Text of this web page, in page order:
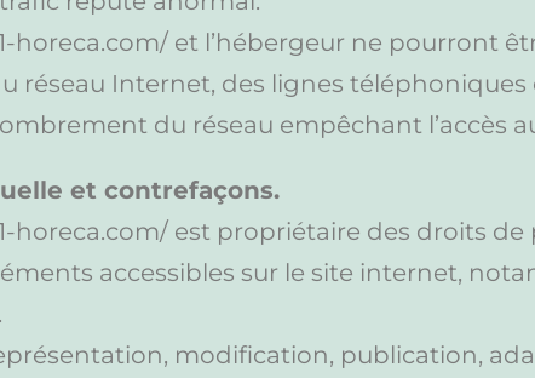
horeca.com/ et l’hébergeur ne pourront
réseau Internet, des lignes
du réseau empêchant l’accès
et contrefaçons.
horeca.com/ est propriétaire des droits
accessibles sur le site internet,
modification, publication,